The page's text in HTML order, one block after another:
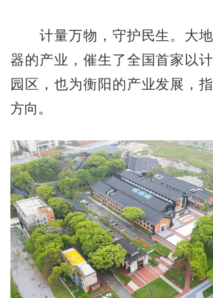
计量万物，守护民生。大地
器的产业，催生了全国首家以
园区，也为衡阳的产业发展，
方向。